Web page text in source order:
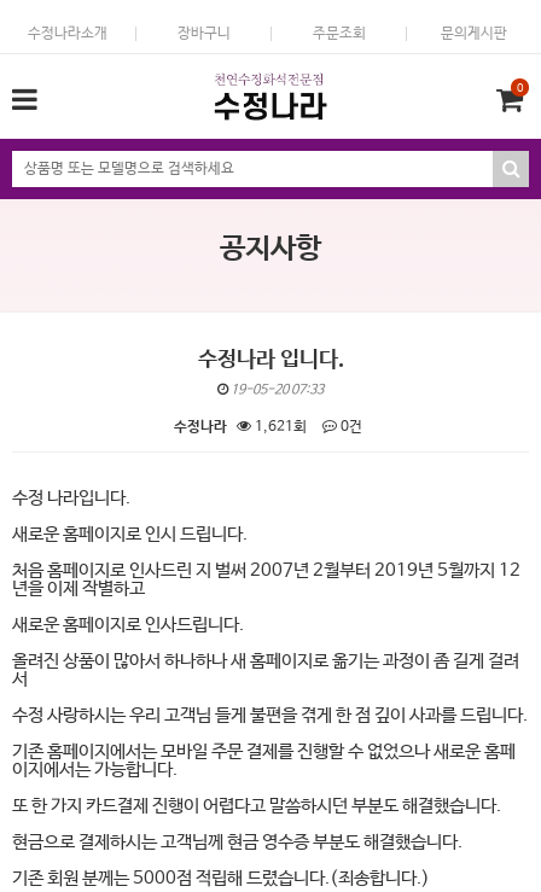
수정나라소개 장바구니 주문조회 문의게시판
0
공지사항
수정나라 입니다.
19-05-20 07:33
수정나라 1,621회 0건
수정 나라입니다.
새로운홈페이지로인시 드립니다.
처음홈페이지로인사드린 지 벌써 2007년 2월부터 2019년 5월까지 12
년을이제 작별하고
새로운홈페이지로인사드립니다.
올려진 상품이 많아서 하나하나새 홈페이지로옮기는과정이 좀 길게 걸려
서
수정 사랑하시는우리 고객님 들게 불편을 겪게 한점 깊이 사과를드립니다.
기존홈페이지에서는모바일 주문 결제를진행할수 없었으나새로운홈페
이지에서는가능합니다.
또한가지 카드결제 진행이 어렵다고 말씀하시던 부분도해결했습니다.
현금으로 결제하시는고객님께 현금 영수증부분도해결했습니다.
기존회원 분께는5000점 적립해 드렸습니다.(죄송합니다.)